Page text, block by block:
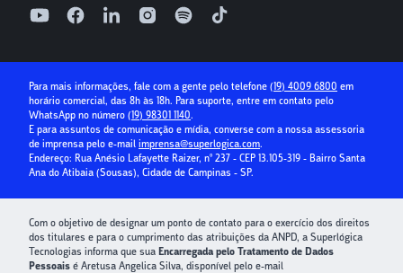
Relatório de Transparência Salarial Superlógica Imobiliárias
Superlógica IA
Crédito para Condomínios
Paybox
Para mais informações, fale com a gente pelo telefone (19) 4009 6800 em
horário comercial, das 8h às 18h. Para suporte, entre em contato pelo
WhatsApp no número (19) 98301 1140.
E para assuntos de comunicação e mídia, converse com a nossa assessoria
de imprensa pelo e-mail imprensa@superlogica.com.
Endereço: Rua Anésio Lafayette Raizer, nº 237 - CEP 13.105-319 - Bairro Santa
Ana do Atibaia (Sousas), Cidade de Campinas - SP.
Com o objetivo de designar um ponto de contato para o exercício dos direitos
dos titulares e para o cumprimento das atribuições da ANPD, a Superlógica
Tecnologias informa que sua Encarregada pelo Tratamento de Dados
Pessoais é Aretusa Angelica Silva, disponível pelo e-mail